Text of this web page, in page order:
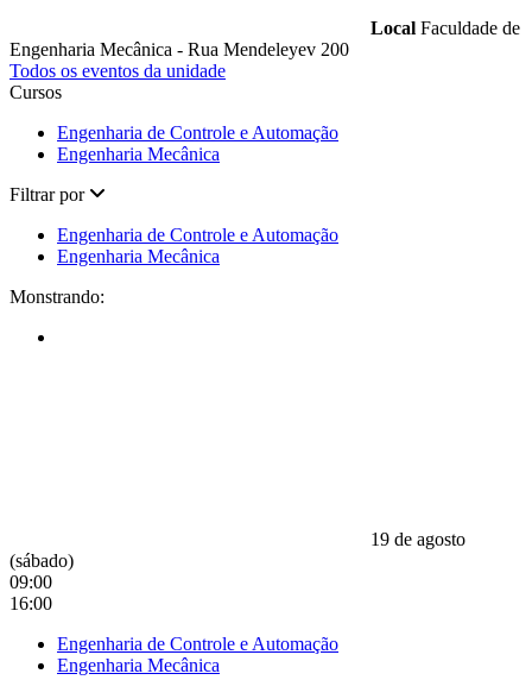
Local Faculdade de
Engenharia Mecânica - Rua Mendeleyev 200
Todos os eventos da unidade
Cursos
Engenharia de Controle e Automação
Engenharia Mecânica
Filtrar por
Engenharia de Controle e Automação
Engenharia Mecânica
Monstrando:
19 de agosto
(sábado)
09:00
16:00
Engenharia de Controle e Automação
Engenharia Mecânica